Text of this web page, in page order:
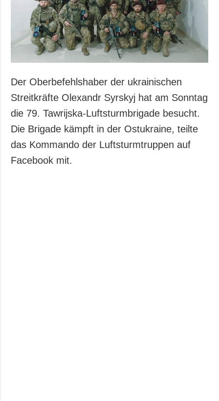
Gesellschaft und
Kultur
Sport
Kriminalität
Notstand und
ZUSÄTZLICH
Veröffentlichungen
Interview
Fotos
Video
LEISTUNGEN
Abonnement
Fotobank
Der Oberbefehlshaber der ukrainischen
Streitkräfte Olexandr Syrskyj hat am Sonntag
die 79. Tawrijska-Luftsturmbrigade besucht.
Die Brigade kämpft in der Ostukraine, teilte
das Kommando der Luftsturmtruppen auf
Facebook mit.